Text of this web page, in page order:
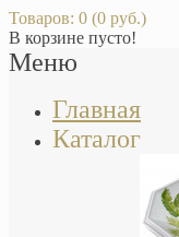
Товаров: 0 (0 руб.)
В корзине пусто!
Меню
Главная
Каталог